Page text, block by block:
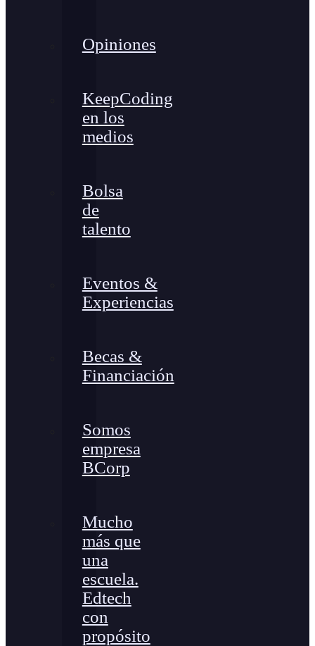
Opiniones
KeepCoding
en los
medios
Bolsa
de
talento
Eventos &
Experiencias
Becas &
Financiación
Somos
empresa
BCorp
Mucho
más que
una
escuela.
Edtech
con
propósito